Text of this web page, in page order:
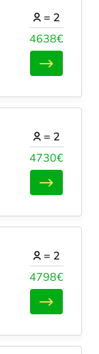
4638€
= 2
4730€
= 2
4798€
= 2